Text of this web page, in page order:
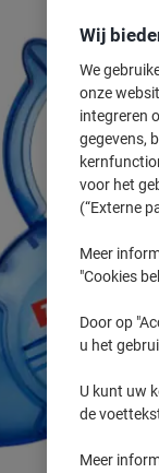
Wij
We
onze
integreren
gegevens,
voor het
(“Externe
Meer
"Cookies
Door op
u het
U kunt uw
de
Meer